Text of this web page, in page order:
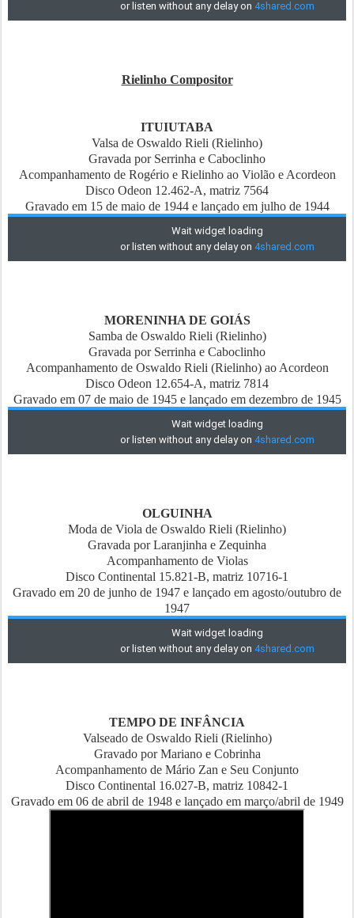
Rielinho Compositor
ITUIUTABA
Valsa de Oswaldo Rieli (Rielinho)
Gravada por Serrinha e Caboclinho
Acompanhamento de Rogério e Rielinho ao Violão e Acordeon
Disco Odeon 12.462-A, matriz 7564
Gravado em 15 de maio de 1944 e lançado em julho de 1944
MORENINHA DE GOIÁS
Samba de Oswaldo Rieli (Rielinho)
Gravada por Serrinha e Caboclinho
Acompanhamento de Oswaldo Rieli (Rielinho) ao Acordeon
Disco Odeon 12.654-A, matriz 7814
Gravado em 07 de maio de 1945 e lançado em dezembro de 1945
OLGUINHA
Moda de Viola de Oswaldo Rieli (Rielinho)
Gravada por Laranjinha e Zequinha
Acompanhamento de Violas
Disco Continental 15.821-B, matriz 10716-1
Gravado em 20 de junho de 1947 e lançado em agosto/outubro de
1947
TEMPO DE INFÂNCIA
Valseado de Oswaldo Rieli (Rielinho)
Gravado por Mariano e Cobrinha
Acompanhamento de Mário Zan e Seu Conjunto
Disco Continental 16.027-B, matriz 10842-1
Gravado em 06 de abril de 1948 e lançado em março/abril de 1949